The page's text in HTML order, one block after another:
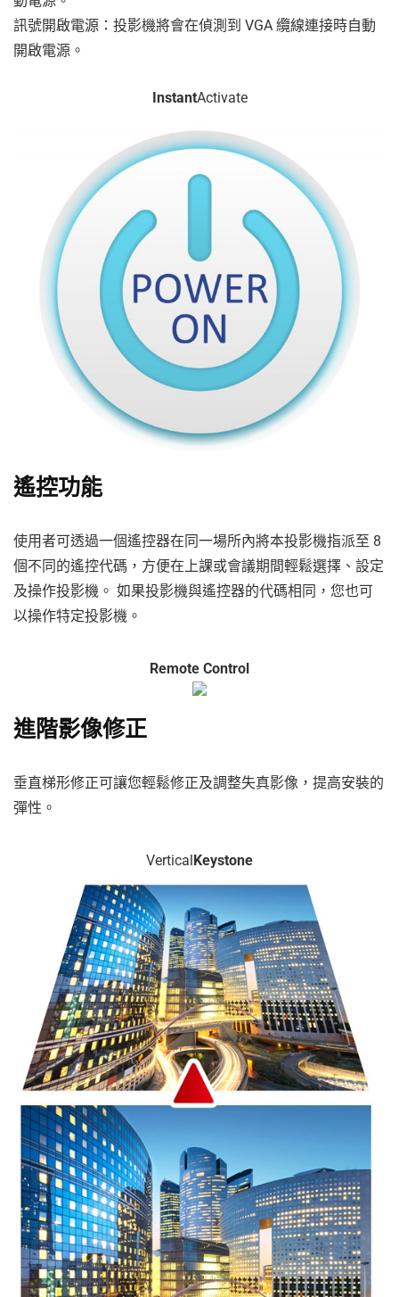
訊號開啟電源：投影機將會在偵測到 VGA 纜線連接時自動
開啟電源。
InstantActivate
遙控功能
使用者可透過一個遙控器在同一場所內將本投影機指派至 8
個不同的遙控代碼，方便在上課或會議期間輕鬆選擇、設定
及操作投影機。 如果投影機與遙控器的代碼相同，您也可
以操作特定投影機。
Remote Control
進階影像修正
垂直梯形修正可讓您輕鬆修正及調整失真影像，提高安裝的
彈性。
VerticalKeystone